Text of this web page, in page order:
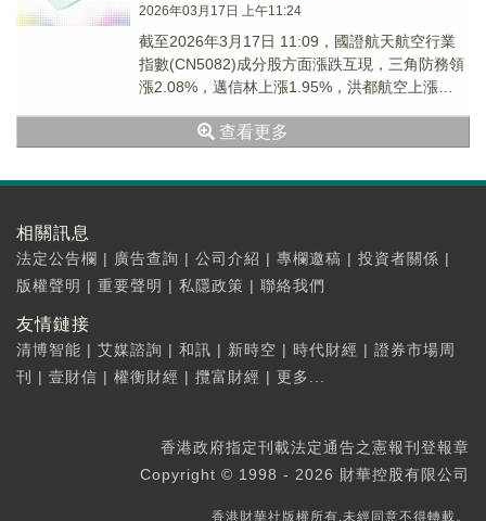
2026年03月17日 上午11:24
截至2026年3月17日 11:09，國證航天航空行業
指數(CN5082)成分股方面漲跌互現，三角防務領
漲2.08%，邁信林上漲1.95%，洪都航空上漲
查看更多
相關訊息
法定公告欄 | 廣告查詢 | 公司介紹 | 專欄邀稿 | 投資者關係 |
版權聲明 | 重要聲明 | 私隱政策 | 聯絡我們
友情鏈接
清博智能 | 艾媒諮詢 | 和訊 | 新時空 | 時代財經 | 證券市場周
刊
| 壹財信 | 權衡財經 | 攬富財經 | 更多...
香港政府指定刊載法定通告之憲報刊登報章
Copyright © 1998 - 2026 財華控股有限公司
香港財華社版權所有,未經同意不得轉載。